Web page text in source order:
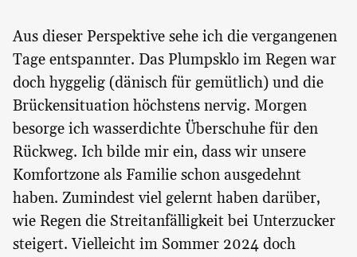
Aus dieser Perspektive sehe ich die vergangenen
Tage entspannter. Das Plumpsklo im Regen war
doch hyggelig (dänisch für gemütlich) und die
Brückensituation höchstens nervig. Morgen
besorge ich wasserdichte Überschuhe für den
Rückweg. Ich bilde mir ein, dass wir unsere
Komfortzone als Familie schon ausgedehnt
haben. Zumindest viel gelernt haben darüber,
wie Regen die Streitanfälligkeit bei Unterzucker
steigert. Vielleicht im Sommer 2024 doch